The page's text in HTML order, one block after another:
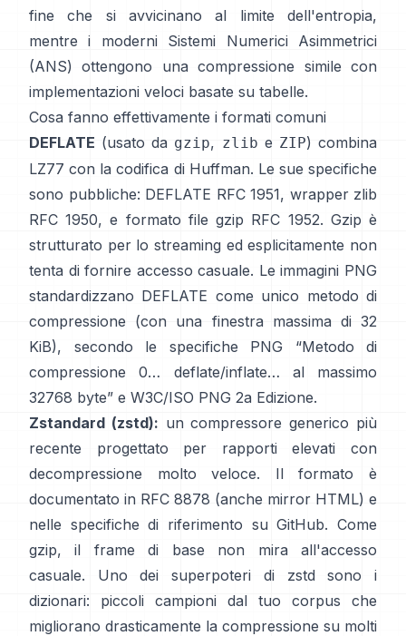
fine che si avvicinano al limite dell'entropia,
mentre i moderni
Sistemi Numerici Asimmetrici
(ANS)
ottengono una compressione simile con
implementazioni veloci basate su tabelle.
Cosa fanno effettivamente i formati comuni
DEFLATE (usato da gzip, zlib e ZIP) combina
LZ77 con la codifica di Huffman. Le sue specifiche
sono pubbliche: DEFLATE RFC 1951, wrapper zlib
RFC 1950, e formato file gzip RFC 1952. Gzip è
strutturato per lo streaming ed esplicitamente non
tenta di fornire accesso casuale. Le immagini PNG
standardizzano DEFLATE come unico metodo di
compressione (con una finestra massima di 32
KiB), secondo le specifiche PNG
“Metodo di
compressione 0… deflate/inflate… al massimo
32768 byte” e W3C/ISO PNG 2a Edizione.
Zstandard (zstd): un compressore generico più
recente progettato per rapporti elevati con
decompressione molto veloce. Il formato è
documentato in RFC 8878 (anche mirror HTML) e
nelle specifiche di riferimento su GitHub. Come
gzip, il frame di base
non mira all'accesso
casuale. Uno dei superpoteri di zstd sono i
dizionari: piccoli campioni dal tuo corpus che
migliorano drasticamente la compressione su molti